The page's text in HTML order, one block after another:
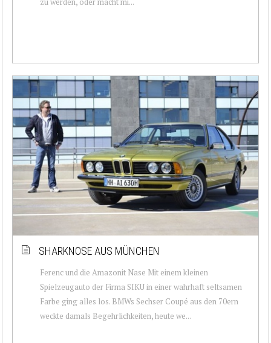
SHARKNOSE AUS MÜNCHEN
Ferenc und die Amazonit Nase Mit einem kleinen
Spielzeugauto der Firma SIKU in einer wahrhaft seltsamen
Farbe ging alles los. BMWs Sechser Coupé aus den 70ern
weckte damals Begehrlichkeiten, heute we...